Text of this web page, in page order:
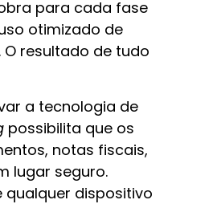
para cada fase
otimizado de
resultado de tudo
a tecnologia de
possibilita que os
notas fiscais,
lugar seguro.
dispositivo